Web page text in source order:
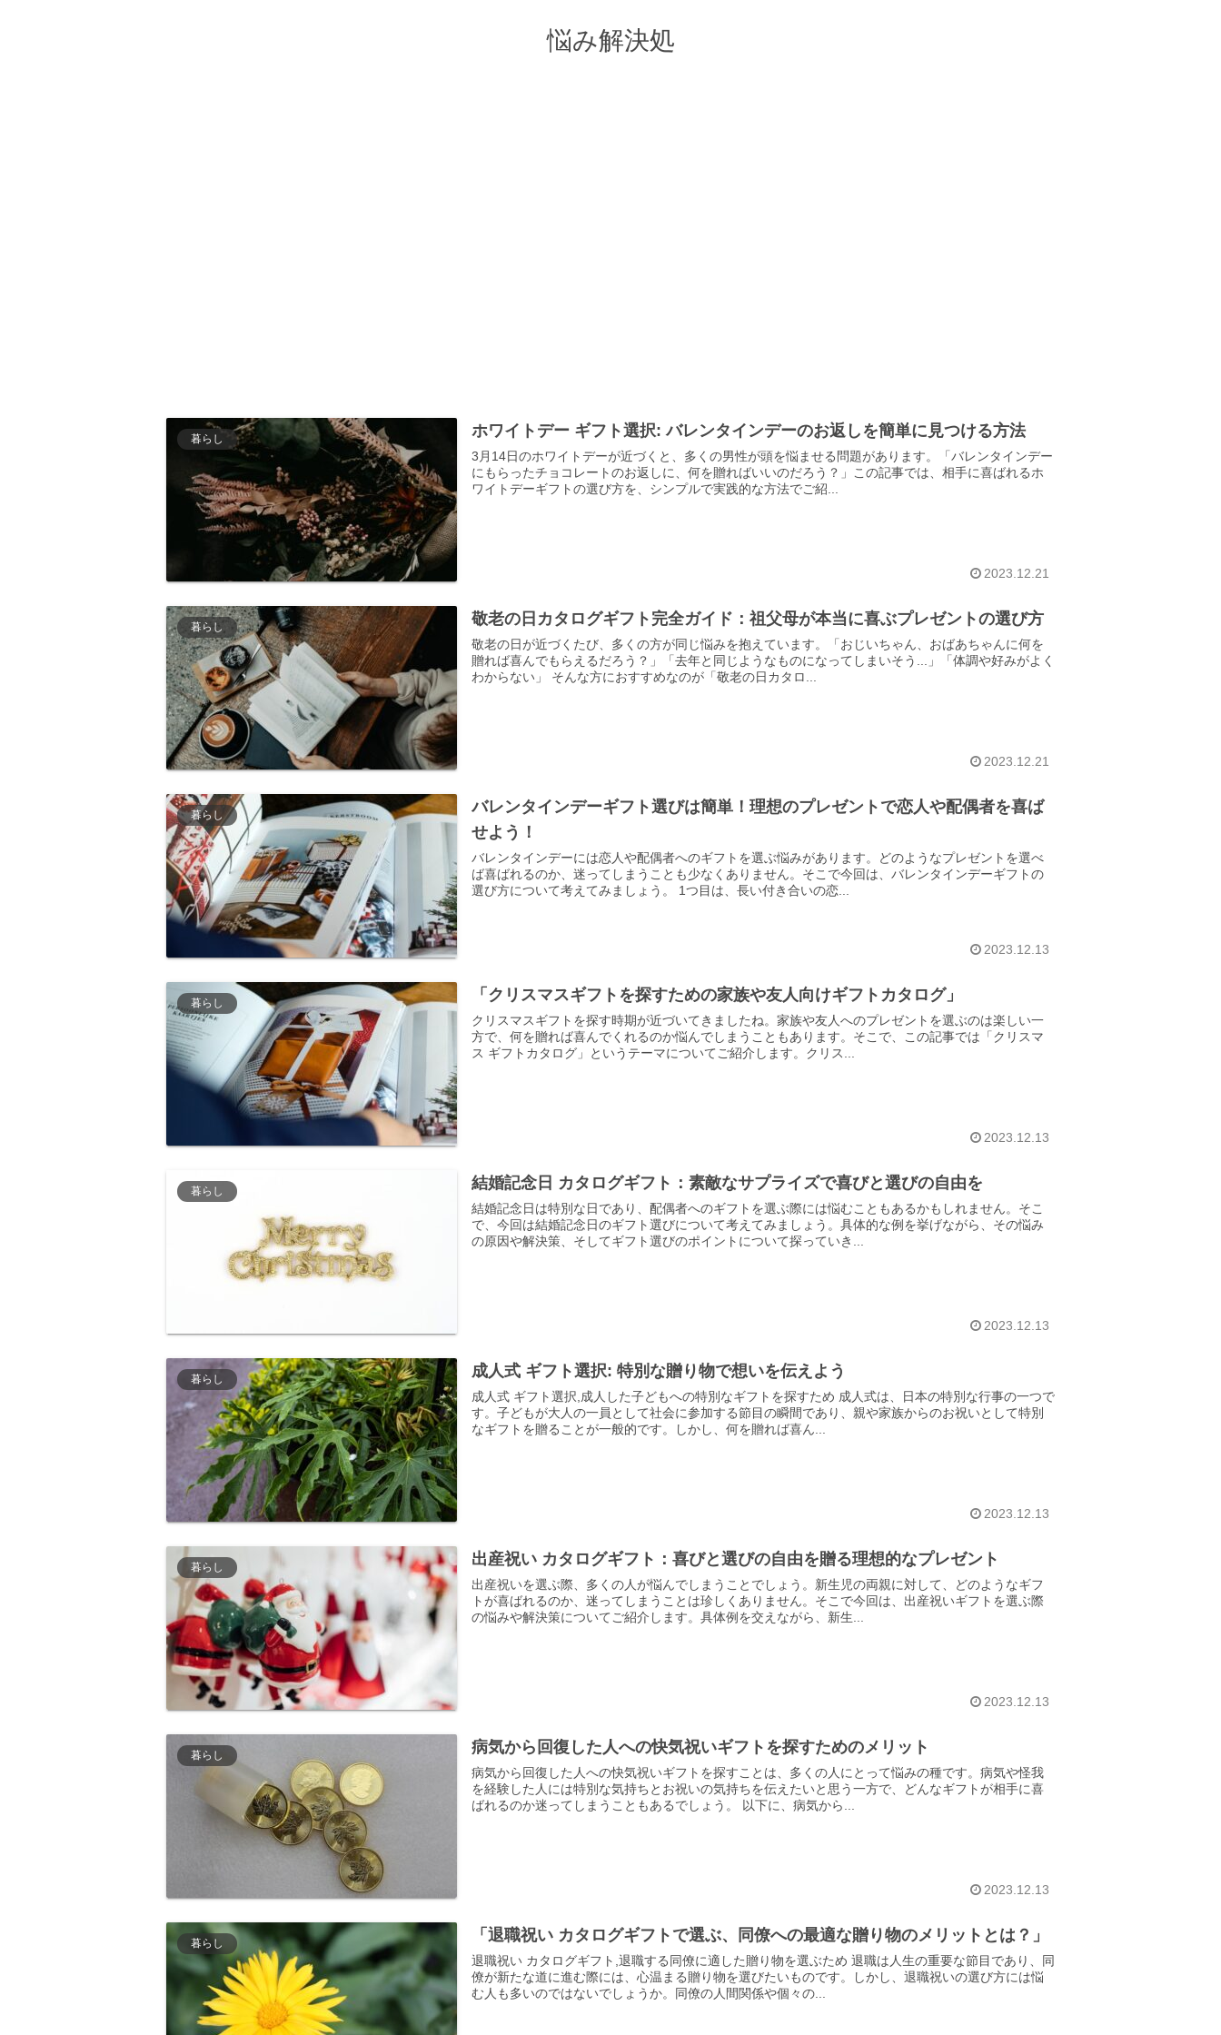
悩み解決処
暮らし ホワイトデー ギフト選択: バレンタインデーのお返しを簡単に見つける方法
3月14日のホワイトデーが近づくと、多くの男性が頭を悩ませる問題があります。「バレンタインデー
にもらったチョコレートのお返しに、何を贈ればいいのだろう？」この記事では、相手に喜ばれるホ
ワイトデーギフトの選び方を、シンプルで実践的な方法でご紹...
2023.12.21
暮らし 敬老の日カタログギフト完全ガイド：祖父母が本当に喜ぶプレゼントの選び方
敬老の日が近づくたび、多くの方が同じ悩みを抱えています。「おじいちゃん、おばあちゃんに何を
贈れば喜んでもらえるだろう？」「去年と同じようなものになってしまいそう...」「体調や好みがよく
わからない」 そんな方におすすめなのが「敬老の日カタロ...
2023.12.21
暮らし
バレンタインデーギフト選びは簡単！理想のプレゼントで恋人や配偶者を喜ば
せよう！
バレンタインデーには恋人や配偶者へのギフトを選ぶ悩みがあります。どのようなプレゼントを選べ
ば喜ばれるのか、迷ってしまうことも少なくありません。そこで今回は、バレンタインデーギフトの
選び方について考えてみましょう。 1つ目は、長い付き合いの恋...
2023.12.13
暮らし 「クリスマスギフトを探すための家族や友人向けギフトカタログ」
クリスマスギフトを探す時期が近づいてきましたね。家族や友人へのプレゼントを選ぶのは楽しい一
方で、何を贈れば喜んでくれるのか悩んでしまうこともあります。そこで、この記事では「クリスマ
ス ギフトカタログ」というテーマについてご紹介します。クリス...
2023.12.13
暮らし 結婚記念日 カタログギフト：素敵なサプライズで喜びと選びの自由を
結婚記念日は特別な日であり、配偶者へのギフトを選ぶ際には悩むこともあるかもしれません。そこ
で、今回は結婚記念日のギフト選びについて考えてみましょう。具体的な例を挙げながら、その悩み
の原因や解決策、そしてギフト選びのポイントについて探っていき...
2023.12.13
暮らし 成人式 ギフト選択: 特別な贈り物で想いを伝えよう
成人式 ギフト選択,成人した子どもへの特別なギフトを探すため 成人式は、日本の特別な行事の一つで
す。子どもが大人の一員として社会に参加する節目の瞬間であり、親や家族からのお祝いとして特別
なギフトを贈ることが一般的です。しかし、何を贈れば喜ん...
2023.12.13
暮らし 出産祝い カタログギフト：喜びと選びの自由を贈る理想的なプレゼント
出産祝いを選ぶ際、多くの人が悩んでしまうことでしょう。新生児の両親に対して、どのようなギフ
トが喜ばれるのか、迷ってしまうことは珍しくありません。そこで今回は、出産祝いギフトを選ぶ際
の悩みや解決策についてご紹介します。具体例を交えながら、新生...
2023.12.13
暮らし 病気から回復した人への快気祝いギフトを探すためのメリット
病気から回復した人への快気祝いギフトを探すことは、多くの人にとって悩みの種です。病気や怪我
を経験した人には特別な気持ちとお祝いの気持ちを伝えたいと思う一方で、どんなギフトが相手に喜
ばれるのか迷ってしまうこともあるでしょう。 以下に、病気から...
2023.12.13
暮らし 「退職祝い カタログギフトで選ぶ、同僚への最適な贈り物のメリットとは？」
退職祝い カタログギフト,退職する同僚に適した贈り物を選ぶため 退職は人生の重要な節目であり、同
僚が新たな道に進む際には、心温まる贈り物を選びたいものです。しかし、退職祝いの選び方には悩
む人も多いのではないでしょうか。同僚の人間関係や個々の...